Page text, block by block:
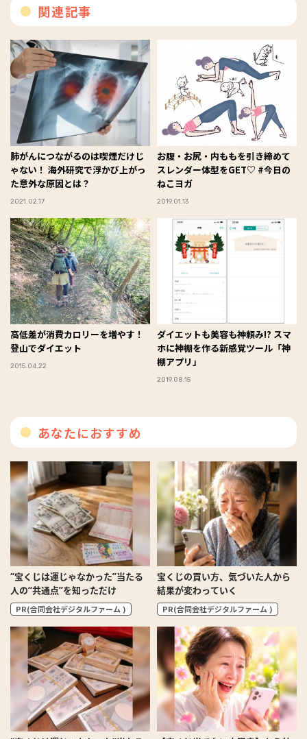
関連記事
肺がんにつながるのは喫煙だけじ
ゃない！ 海外研究で浮かび上がっ
た意外な原因とは？
2021.02.17
お腹・お尻・内ももを引き締めて
スレンダー体型をGET♡ #今日の
ねこヨガ
2019.01.13
高低差が消費カロリーを増やす！
登山でダイエット
2015.04.22
ダイエットも美容も神頼み!? スマ
ホに神棚を作る新感覚ツール「神
棚アプリ」
2019.08.15
あなたにおすすめ
“宝くじは運じゃなかった”当たる
人の“共通点”を知っただけ
PR(合同会社デジタルファーム )
宝くじの買い方、気づいた人から
結果が変わっていく
PR(合同会社デジタルファーム )